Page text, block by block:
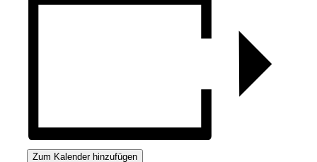
Zum Kalender hinzufügen